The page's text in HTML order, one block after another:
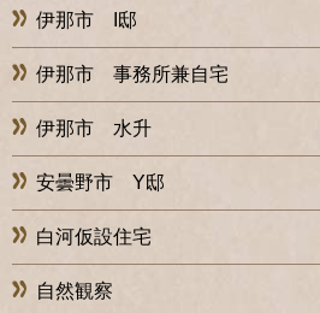
伊那市 I邸
伊那市 事務所兼自宅
伊那市 水升
安曇野市 Y邸
白河仮設住宅
自然観察